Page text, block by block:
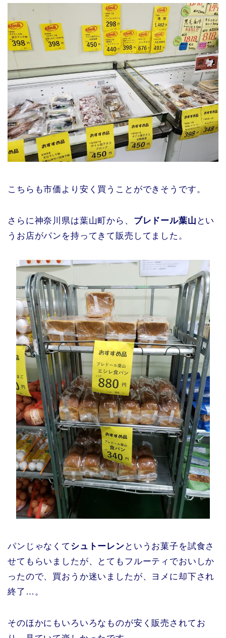
こちらも市価より安く買うことができそうです。
さらに神奈川県は葉山町から、 ブレドール葉山 とい
うお店がパンを持ってきて販売してました。
パンじゃなくて シュトーレン というお菓子を試食さ
せてもらいましたが、とてもフルーティでおいしか
ったので、買おうか迷いましたが、ヨメに却下され
終了…。
そのほかにもいろいろなものが安く販売されてお